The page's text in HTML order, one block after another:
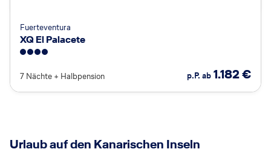
Fuerteventura
XQ El Palacete
7 Nächte + Halbpension p.P. ab 1.182€
Urlaub auf den Kanarischen Inseln